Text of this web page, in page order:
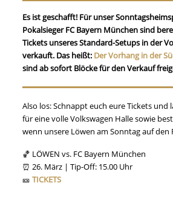
Es ist geschafft! Für unser
Pokalsieger FC Bayern München sind
Tickets unseres Standard-Setups in der
verkauft. Das heißt: Der Vorhang in der
sind ab sofort Blöcke für den Verkauf
Also los: Schnappt euch eure Tickets und
für eine volle Volkswagen Halle sowie
wenn unsere Löwen am Sonntag auf
🏀 LÖWEN vs. FC Bayern München
⏰ 26. März | Tip-Off: 15.00 Uhr
🎫TICKETS